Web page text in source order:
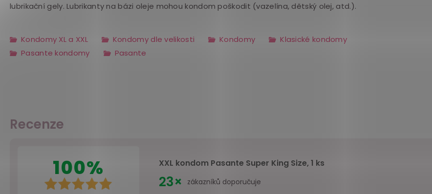
lubrikační gely. Lubrikanty na bázi oleje mohou kondom poškodit (vazelína, dětský olej, atd.).
Kondomy XL a XXL Kondomy dle velikosti Kondomy
Klasické kondomy
Pasante kondomy
Pasante
Recenze
100% XXL kondom Pasante Super King Size, 1 ks
23× zákazníků doporučuje